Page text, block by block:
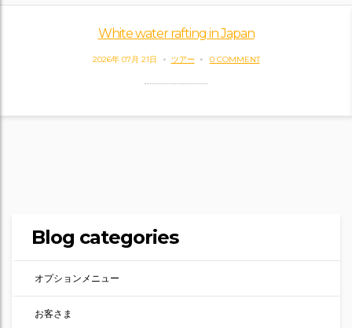
White water rafting in Japan
2026年 07月 21日 ツアー 0 COMMENT
Blog categories
オプションメニュー
お客さま